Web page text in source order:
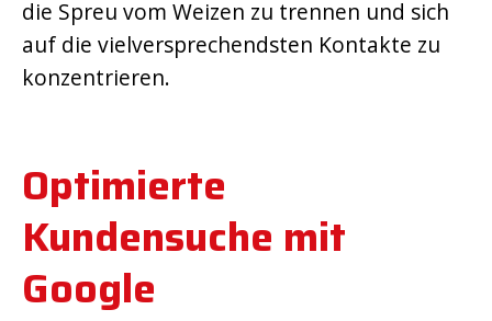
die Spreu vom Weizen zu trennen und sich
auf die vielversprechendsten Kontakte zu
konzentrieren.
Optimierte
Kundensuche mit
Google